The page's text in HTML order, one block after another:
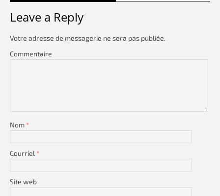
Leave a Reply
Votre adresse de messagerie ne sera pas publiée.
Commentaire
Nom *
Courriel *
Site web